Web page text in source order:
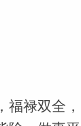
禄双全，